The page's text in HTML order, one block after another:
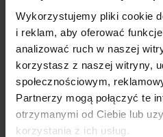
Wykorzystujemy pliki cookie
i reklam, aby oferować
analizować ruch w naszej
korzystasz z naszej witryny,
społecznościowym,
Partnerzy mogą połączyć te
otrzymanymi od Ciebie lub
korzystania z ich usług.
Cechy produktu
Komplet 2 sztuk –
Ozdobne kwiatki–
Mocne magnesy–
Biżuteryjny efekt–
wnętrza
High-contrast mode
To może Cię